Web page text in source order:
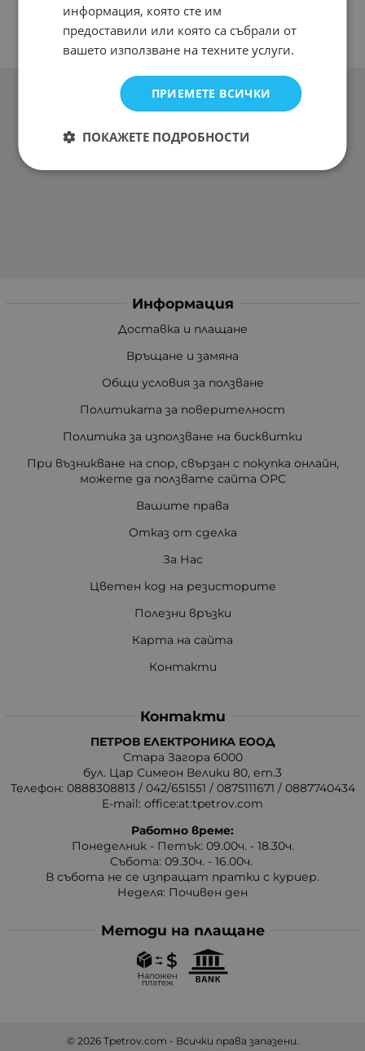
Информация
Доставка и плащане
Връщане и замяна
Общи условия за ползване
Политиката за поверителност
Политика за използване на бисквитки
При възникване на спор, свързан с покупка онлайн,
можете да ползвате сайта ОРС
Вашите права
Отказ от сделка
За Нас
Цветен код на резисторите
Полезни връзки
Карта на сайта
Контакти
Контакти
ПЕТРОВ ЕЛЕКТРОНИКА ЕООД
Стара Загора 6000
бул. Цар Симеон Велики 80, ет.3
Телефон: 0888308813 / 042/651551 / 0875111671 / 0887740434
E-mail: office:at:tpetrov.com
Работно време:
Понеделник - Петък: 09.00ч. - 18.30ч.
Събота: 09.30ч. - 16.00ч.
В събота не се изпращат пратки с куриер.
Неделя: Почивен ден
Методи на плащане
© 2026 Tpetrov.com - Всички права запазени.
информация, която сте им
предоставили или която са събрали от
вашето използване на техните услуги.
ПРИЕМЕТЕ ВСИЧКИ
ПОКАЖЕТЕ ПОДРОБНОСТИ